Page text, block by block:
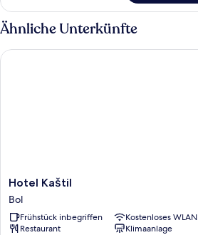
Studio,
Meerblick
Ähnliche Unterkünfte
Hotel
Kaštil
Bol
Hotel Kaštil
Bol
Frühstück inbegriffen
Kostenloses WLAN
Restaurant
Klimaanlage
Hotel Kaštil